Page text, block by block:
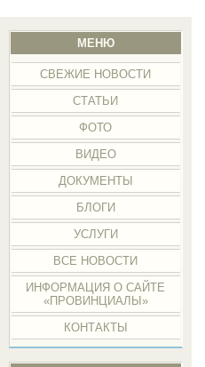
МЕНЮ
СВЕЖИЕ НОВОСТИ
СТАТЬИ
ФОТО
ВИДЕО
ДОКУМЕНТЫ
БЛОГИ
УСЛУГИ
ВСЕ НОВОСТИ
ИНФОРМАЦИЯ О САЙТЕ
«ПРОВИНЦИАЛЫ»
КОНТАКТЫ